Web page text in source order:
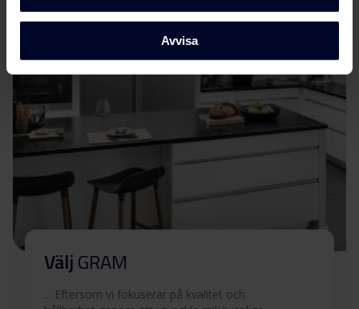
Avvisa
Säkerhetsinformation
och varningar (NO)
Ladda ner
Säkerhetsinformation
och varningar (SV)
Ladda ner
Säkerhetsinformation
och varningar (EN)
Ladda ner
Användarmanual
Tekniska ritningar
Inbyggnadsritning
VäljGRAM
... Eftersom vi fokuserar på kvalitet och